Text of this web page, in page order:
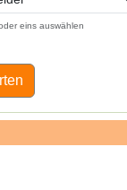
eins auswählen